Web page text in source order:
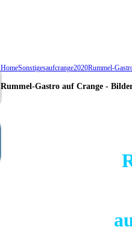
HomeSonstigesaufcrange2020Rummel-
Rummel-Gastro auf Crange -